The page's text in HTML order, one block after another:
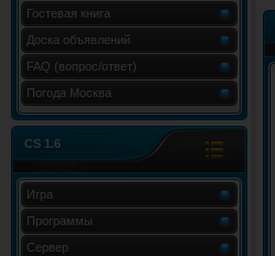
Гостевая книга
Доска объявлений
FAQ (вопрос/ответ)
Погода Москва
CS 1.6
Игра
Программы
Сервер